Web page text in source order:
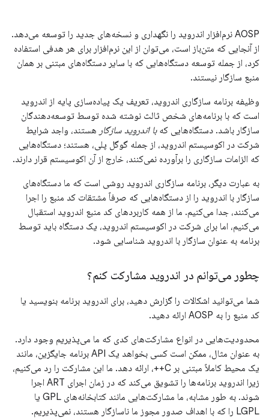
AOSP نرم‌افزار اندروید را نگهداری و نسخه‌های جدید را توسعه می‌دهد.
از آنجایی که متن‌باز است، می‌توان از این نرم‌افزار برای هر هدفی استفاده
کرد، از جمله توسعه دستگاه‌هایی که با سایر دستگاه‌های مبتنی بر همان
منبع سازگار نیستند.
وظیفه برنامه سازگاری اندروید، تعریف یک پیاده‌سازی پایه از اندروید
است که با برنامه‌های شخص ثالث نوشته شده توسط توسعه‌دهندگان
سازگار باشد. دستگاه‌هایی کهبا اندروید سازگار هستند، واجد شرایط
شرکت در اکوسیستم اندروید، از جمله گوگل پلی، هستند؛ دستگاه‌هایی
که الزامات سازگاری را برآورده نمی‌کنند، خارج از آن اکوسیستم قرار دارند.
به عبارت دیگر، برنامه سازگاری اندروید روشی است که ما دستگاه‌های
سازگار با اندروید را از دستگاه‌هایی که صرفاً مشتقات کد منبع را اجرا
می‌کنند، جدا می‌کنیم. ما از همه کاربردهای کد منبع اندروید استقبال
می‌کنیم، اما برای شرکت در اکوسیستم اندروید، یک دستگاه باید توسط
برنامه به عنوان سازگار با اندروید شناسایی شود.
چطور می‌توانم در اندروید مشارکت کنم؟
شما می‌توانید اشکالات را گزارش دهید، برای اندروید برنامه بنویسید یا
کد منبع را به AOSP ارائه دهید.
محدودیت‌هایی در انواع مشارکت‌های کدی که ما می‌پذیریم وجود دارد.
به عنوان مثال، ممکن است کسی بخواهد یک API برنامه جایگزین، مانند
یک محیط کاملاً مبتنی بر C++، ارائه دهد. ما این مشارکت را رد می‌کنیم،
زیرا اندروید برنامه‌ها را تشویق می‌کند که در زمان اجرای ART اجرا
شوند. به طور مشابه، ما مشارکت‌هایی مانند کتابخانه‌های GPL یا
LGPL را که با اهداف صدور مجوز ما ناسازگار هستند، نمی‌پذیریم.